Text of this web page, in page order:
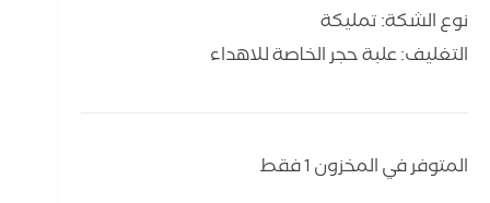
نوع الشكة: تمليكة
التغليف: علبة حجر الخاصة للاهداء
المتوفر في المخزون 1 فقط